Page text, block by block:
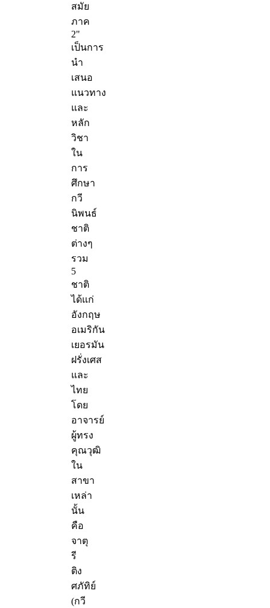
สมัย
ภาค
2"
เป็นการ
นำ
เสนอ
แนวทาง
และ
หลัก
วิชา
ใน
การ
ศึกษา
กวี
นิพนธ์
ชาติ
ต่างๆ
รวม
5
ชาติ
ได้แก่
อังกฤษ
อเมริกัน
เยอรมัน
ฝรั่งเศส
และ
ไทย
โดย
อาจารย์
ผู้ทรง
คุณวุฒิ
ใน
สาขา
เหล่า
นั้น
คือ
จาตุ
รี
ติง
ศภัทิย์
(กวี